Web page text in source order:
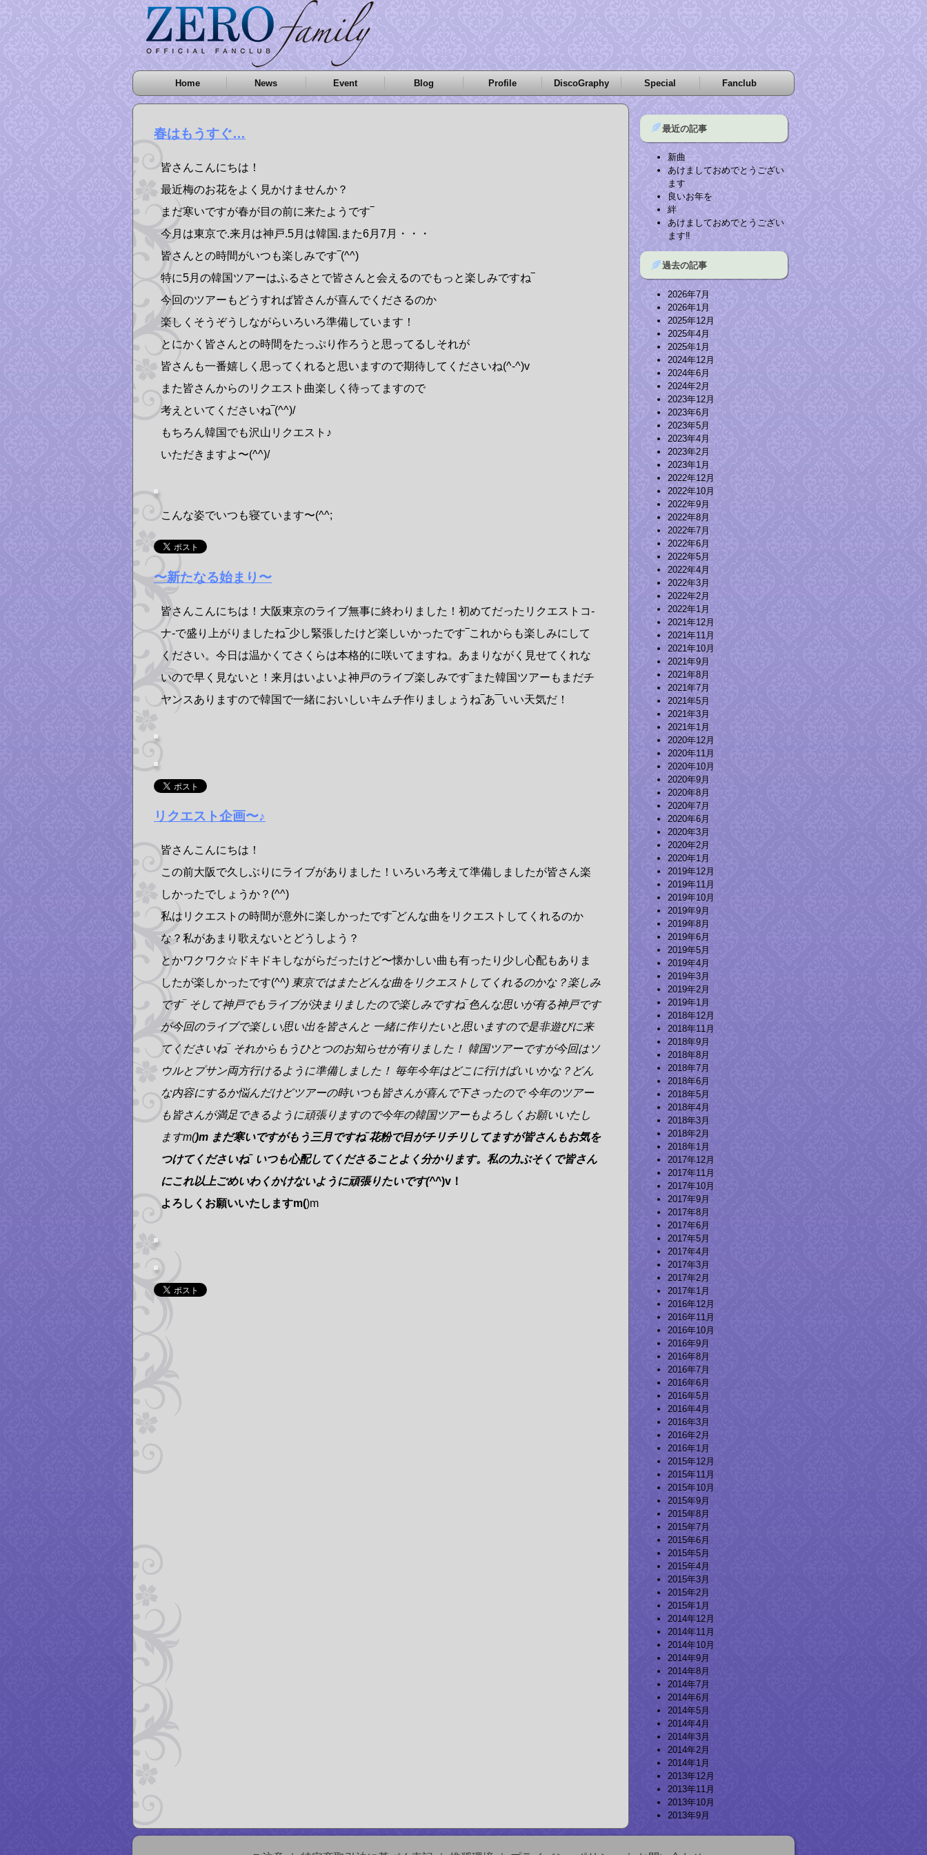
Home News Event Blog Profile DiscoGraphy Special Fanclub
春はもうすぐ…
皆さんこんにちは！
最近梅のお花をよく見かけませんか？
まだ寒いですが春が目の前に来たようです‾
今月は東京で.来月は神戸.5月は韓国.また6月7月・・・
皆さんとの時間がいつも楽しみです‾(^^)
特に5月の韓国ツアーはふるさとで皆さんと会えるのでもっと楽しみですね‾
今回のツアーもどうすれば皆さんが喜んでくださるのか
楽しくそうぞうしながらいろいろ準備しています！
とにかく皆さんとの時間をたっぷり作ろうと思ってるしそれが
皆さんも一番嬉しく思ってくれると思いますので期待してくださいね(^-^)v
また皆さんからのリクエスト曲楽しく待ってますので
考えといてくださいね‾(^^)/
もちろん韓国でも沢山リクエスト♪
いただきますよ〜(^^)/
こんな姿でいつも寝ています〜(^^;
〜新たなる始まり〜
皆さんこんにちは！大阪東京のライブ無事に終わりました！初めてだったリクエストコ-
ナ-で盛り上がりましたね‾少し緊張したけど楽しいかったです‾これからも楽しみにして
ください。今日は温かくてさくらは本格的に咲いてますね。あまりながく見せてくれな
いので早く見ないと！来月はいよいよ神戸のライブ楽しみです‾また韓国ツアーもまだチ
ヤンスありますので韓国で一緒においしいキムチ作りましょうね‾あ‾‾いい天気だ！
リクエスト企画〜♪
皆さんこんにちは！
この前大阪で久しぶりにライブがありました！いろいろ考えて準備しましたが皆さん楽
しかったでしょうか？(^^)
私はリクエストの時間が意外に楽しかったです‾どんな曲をリクエストしてくれるのか
な？私があまり歌えないとどうしよう？
とかワクワク☆ドキドキしながらだったけど〜懐かしい曲も有ったり少し心配もありま
したが楽しかったです(^^) 東京ではまたどんな曲をリクエストしてくれるのかな？楽しみ
です‾ そして神戸でもライブが決まりましたので楽しみですね‾色んな思いが有る神戸です
が今回のライブで楽しい思い出を皆さんと 一緒に作りたいと思いますので是非遊びに来
てくださいね‾ それからもうひとつのお知らせが有りました！ 韓国ツアーですが今回はソ
ウルとプサン両方行けるように準備しました！ 毎年今年はどこに行けばいいかな？どん
な内容にするか悩んだけどツアーの時いつも皆さんが喜んで下さったので 今年のツアー
も皆さんが満足できるように頑張りますので今年の韓国ツアーもよろしくお願いいたし
ますm()m まだ寒いですがもう三月ですね‾花粉で目がチリチリしてますが皆さんもお気を
つけてくださいね‾ いつも心配してくださることよく分かります。私の力ぶそくで皆さん
にこれ以上ごめいわくかけないように頑張りたいです(^^)v！
よろしくお願いいたしますm()m
最近の記事
新曲
あけましておめでとうござい
ます
良いお年を
絆
あけましておめでとうござい
ます‼︎
過去の記事
2026年7月
2026年1月
2025年12月
2025年4月
2025年1月
2024年12月
2024年6月
2024年2月
2023年12月
2023年6月
2023年5月
2023年4月
2023年2月
2023年1月
2022年12月
2022年10月
2022年9月
2022年8月
2022年7月
2022年6月
2022年5月
2022年4月
2022年3月
2022年2月
2022年1月
2021年12月
2021年11月
2021年10月
2021年9月
2021年8月
2021年7月
2021年5月
2021年3月
2021年1月
2020年12月
2020年11月
2020年10月
2020年9月
2020年8月
2020年7月
2020年6月
2020年3月
2020年2月
2020年1月
2019年12月
2019年11月
2019年10月
2019年9月
2019年8月
2019年6月
2019年5月
2019年4月
2019年3月
2019年2月
2019年1月
2018年12月
2018年11月
2018年9月
2018年8月
2018年7月
2018年6月
2018年5月
2018年4月
2018年3月
2018年2月
2018年1月
2017年12月
2017年11月
2017年10月
2017年9月
2017年8月
2017年6月
2017年5月
2017年4月
2017年3月
2017年2月
2017年1月
2016年12月
2016年11月
2016年10月
2016年9月
2016年8月
2016年7月
2016年6月
2016年5月
2016年4月
2016年3月
2016年2月
2016年1月
2015年12月
2015年11月
2015年10月
2015年9月
2015年8月
2015年7月
2015年6月
2015年5月
2015年4月
2015年3月
2015年2月
2015年1月
2014年12月
2014年11月
2014年10月
2014年9月
2014年8月
2014年7月
2014年6月
2014年5月
2014年4月
2014年3月
2014年2月
2014年1月
2013年12月
2013年11月
2013年10月
2013年9月